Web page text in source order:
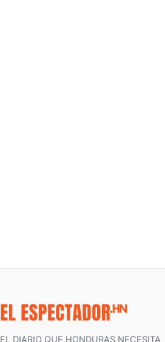
EL DIARIO QUE HONDURAS NECESITA